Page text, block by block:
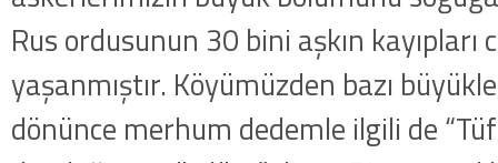
Rus ordusunun 30 bini aşkın kayıpları
yaşanmıştır. Köyümüzden bazı
dönünce merhum dedemle ilgili de